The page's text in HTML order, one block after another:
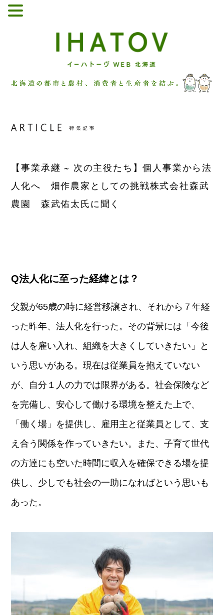
【事業承継 ~ 次の主役たち】個人事業から法
人化へ 畑作農家としての挑戦株式会社森武
農園 森武佑太氏に聞く
Q法人化に至った経緯とは？
父親が65歳の時に経営移譲され、それから７年経
った昨年、法人化を行った。その背景には「今後
は人を雇い入れ、組織を大きくしていきたい」と
いう思いがある。現在は従業員を抱えていない
が、自分１人の力では限界がある。社会保険など
を完備し、安心して働ける環境を整えた上で、
「働く場」を提供し、雇用主と従業員として、支
え合う関係を作っていきたい。また、子育て世代
の方達にも空いた時間に収入を確保できる場を提
供し、少しでも社会の一助になればという思いも
あった。